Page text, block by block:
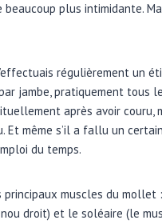
beaucoup plus intimidante.
régulièrement un
jambe, pratiquement tous
après avoir couru,
même s’il a fallu un
du temps.
muscles du
droit) et le soléaire (le